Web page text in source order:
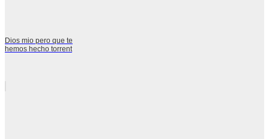
Dios mio pero que te
hemos hecho torrent